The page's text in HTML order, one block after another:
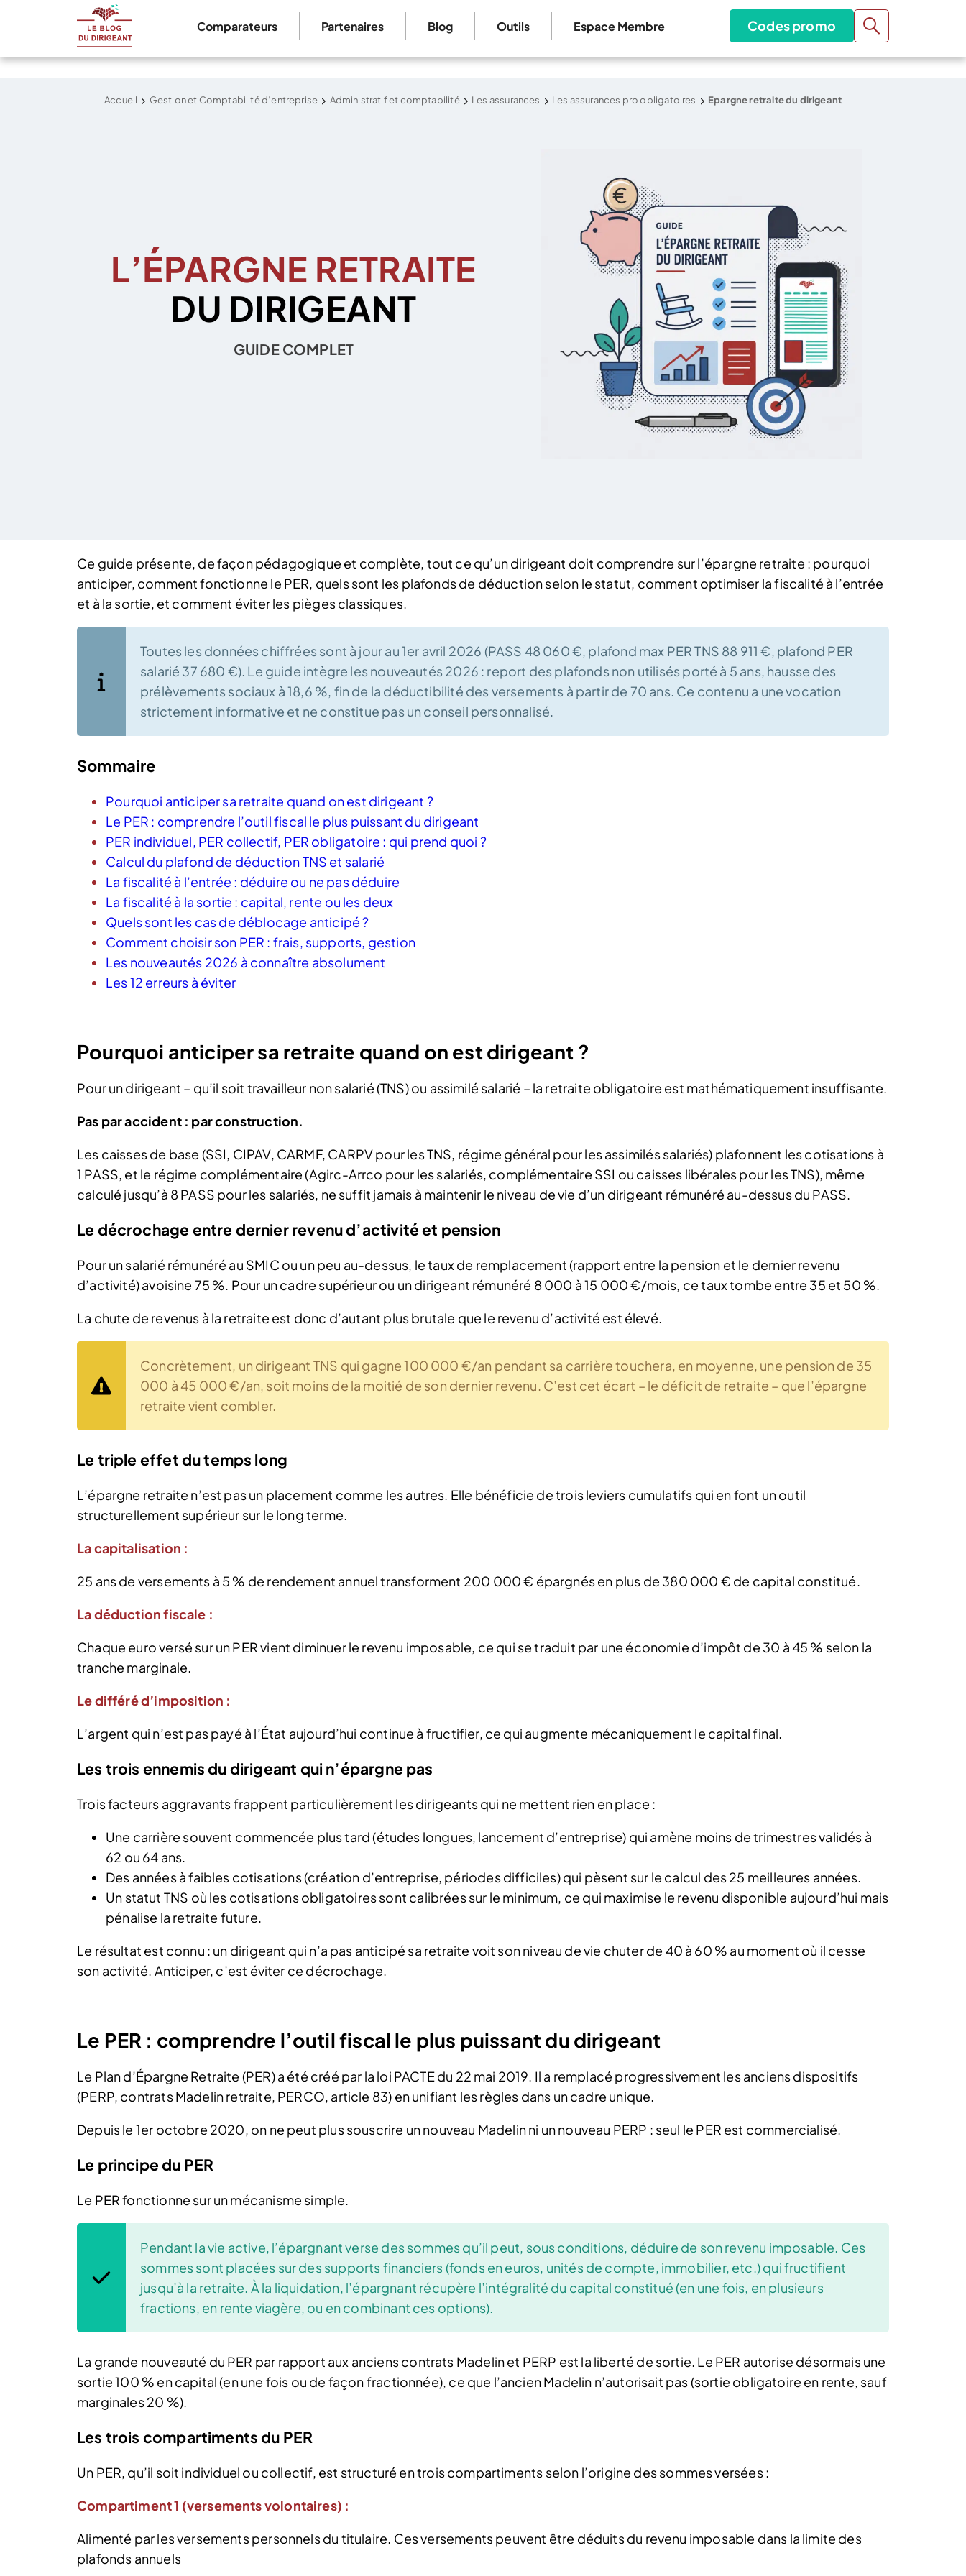
Comparateurs Partenaires Blog Outils Espace Membre Codes promo
Accueil Gestion et Comptabilité d’entreprise Administratif et comptabilité Les assurances Les assurances pro obligatoires Epargne retraite du dirigeant
L’ÉPARGNE RETRAITE
DU DIRIGEANT
GUIDE COMPLET
Ce guide présente, de façon pédagogique et complète, tout ce qu’un dirigeant doit comprendre sur l’épargne retraite : pourquoi
anticiper, comment fonctionne le PER, quels sont les plafonds de déduction selon le statut, comment optimiser la fiscalité à l’entrée
et à la sortie, et comment éviter les pièges classiques.
Toutes les données chiffrées sont à jour au 1er avril 2026 (PASS 48 060 €, plafond max PER TNS 88 911 €, plafond PER
salarié 37 680 €). Le guide intègre les nouveautés 2026 : report des plafonds non utilisés porté à 5 ans, hausse des
prélèvements sociaux à 18,6 %, fin de la déductibilité des versements à partir de 70 ans. Ce contenu a une vocation
strictement informative et ne constitue pas un conseil personnalisé.
Sommaire
Pourquoi anticiper sa retraite quand on est dirigeant ?
Le PER : comprendre l’outil fiscal le plus puissant du dirigeant
PER individuel, PER collectif, PER obligatoire : qui prend quoi ?
Calcul du plafond de déduction TNS et salarié
La fiscalité à l’entrée : déduire ou ne pas déduire
La fiscalité à la sortie : capital, rente ou les deux
Quels sont les cas de déblocage anticipé ?
Comment choisir son PER : frais, supports, gestion
Les nouveautés 2026 à connaître absolument
Les 12 erreurs à éviter
Pourquoi anticiper sa retraite quand on est dirigeant ?
Pour un dirigeant – qu’il soit travailleur non salarié (TNS) ou assimilé salarié – la retraite obligatoire est mathématiquement insuffisante.
Pas par accident : par construction.
Les caisses de base (SSI, CIPAV, CARMF, CARPV pour les TNS, régime général pour les assimilés salariés) plafonnent les cotisations à
1 PASS, et le régime complémentaire (Agirc-Arrco pour les salariés, complémentaire SSI ou caisses libérales pour les TNS), même
calculé jusqu’à 8 PASS pour les salariés, ne suffit jamais à maintenir le niveau de vie d’un dirigeant rémunéré au-dessus du PASS.
Le décrochage entre dernier revenu d’activité et pension
Pour un salarié rémunéré au SMIC ou un peu au-dessus, le taux de remplacement (rapport entre la pension et le dernier revenu
d’activité) avoisine 75 %. Pour un cadre supérieur ou un dirigeant rémunéré 8 000 à 15 000 €/mois, ce taux tombe entre 35 et 50 %.
La chute de revenus à la retraite est donc d’autant plus brutale que le revenu d’activité est élevé.
Concrètement, un dirigeant TNS qui gagne 100 000 €/an pendant sa carrière touchera, en moyenne, une pension de 35
000 à 45 000 €/an, soit moins de la moitié de son dernier revenu. C’est cet écart – le déficit de retraite – que l’épargne
retraite vient combler.
Le triple effet du temps long
L’épargne retraite n’est pas un placement comme les autres. Elle bénéficie de trois leviers cumulatifs qui en font un outil
structurellement supérieur sur le long terme.
La capitalisation :
25 ans de versements à 5 % de rendement annuel transforment 200 000 € épargnés en plus de 380 000 € de capital constitué.
La déduction fiscale :
Chaque euro versé sur un PER vient diminuer le revenu imposable, ce qui se traduit par une économie d’impôt de 30 à 45 % selon la
tranche marginale.
Le différé d’imposition :
L’argent qui n’est pas payé à l’État aujourd’hui continue à fructifier, ce qui augmente mécaniquement le capital final.
Les trois ennemis du dirigeant qui n’épargne pas
Trois facteurs aggravants frappent particulièrement les dirigeants qui ne mettent rien en place :
Une carrière souvent commencée plus tard (études longues, lancement d’entreprise) qui amène moins de trimestres validés à
62 ou 64 ans.
Des années à faibles cotisations (création d’entreprise, périodes difficiles) qui pèsent sur le calcul des 25 meilleures années.
Un statut TNS où les cotisations obligatoires sont calibrées sur le minimum, ce qui maximise le revenu disponible aujourd’hui mais
pénalise la retraite future.
Le résultat est connu : un dirigeant qui n’a pas anticipé sa retraite voit son niveau de vie chuter de 40 à 60 % au moment où il cesse
son activité. Anticiper, c’est éviter ce décrochage.
Le PER : comprendre l’outil fiscal le plus puissant du dirigeant
Le Plan d’Épargne Retraite (PER) a été créé par la loi PACTE du 22 mai 2019. Il a remplacé progressivement les anciens dispositifs
(PERP, contrats Madelin retraite, PERCO, article 83) en unifiant les règles dans un cadre unique.
Depuis le 1er octobre 2020, on ne peut plus souscrire un nouveau Madelin ni un nouveau PERP : seul le PER est commercialisé.
Le principe du PER
Le PER fonctionne sur un mécanisme simple.
Pendant la vie active, l’épargnant verse des sommes qu’il peut, sous conditions, déduire de son revenu imposable. Ces
sommes sont placées sur des supports financiers (fonds en euros, unités de compte, immobilier, etc.) qui fructifient
jusqu’à la retraite. À la liquidation, l’épargnant récupère l’intégralité du capital constitué (en une fois, en plusieurs
fractions, en rente viagère, ou en combinant ces options).
La grande nouveauté du PER par rapport aux anciens contrats Madelin et PERP est la liberté de sortie. Le PER autorise désormais une
sortie 100 % en capital (en une fois ou de façon fractionnée), ce que l’ancien Madelin n’autorisait pas (sortie obligatoire en rente, sauf
marginales 20 %).
Les trois compartiments du PER
Un PER, qu’il soit individuel ou collectif, est structuré en trois compartiments selon l’origine des sommes versées :
Compartiment 1 (versements volontaires) :
Alimenté par les versements personnels du titulaire. Ces versements peuvent être déduits du revenu imposable dans la limite des
plafonds annuels